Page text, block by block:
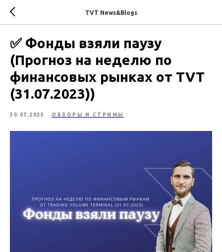
TVT News&Blogs
✅ Фонды взяли паузу
(Прогноз на неделю по
финансовых рынках от TVT
(31.07.2023))
30.07.2023 ОБЗОРЫ И СТРИМЫ